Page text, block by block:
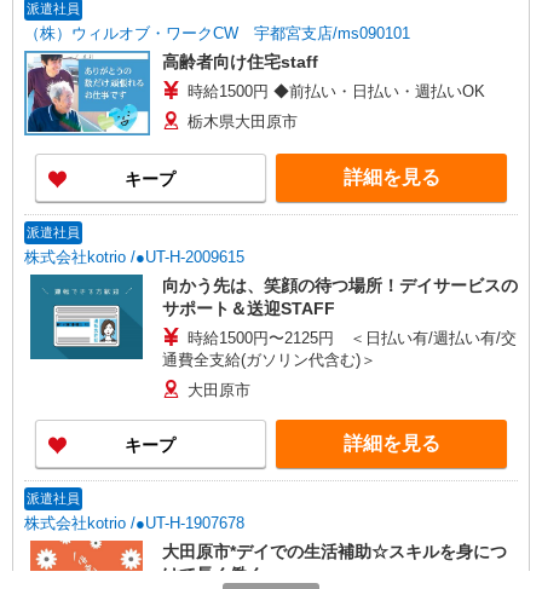
派遣社員
（株）ウィルオブ・ワークCW 宇都宮支店/ms090101
高齢者向け住宅staff
時給1500円 ◆前払い・日払い・週払いOK
栃木県大田原市
キープ 詳細を見る
派遣社員
株式会社kotrio /●UT-H-2009615
向かう先は、笑顔の待つ場所！デイサービスの
サポート＆送迎STAFF
時給1500円〜2125円 ＜日払い有/週払い有/交
通費全支給(ガソリン代含む)＞
大田原市
キープ 詳細を見る
派遣社員
株式会社kotrio /●UT-H-1907678
大田原市*デイでの生活補助☆スキルを身につ
けて長く働く♪